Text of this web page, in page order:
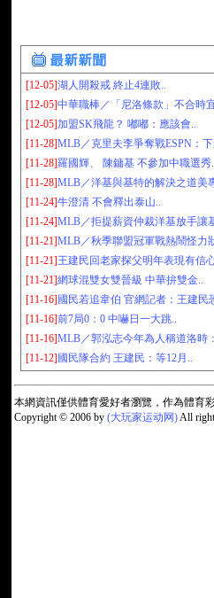
[12-05]湖人開殺戒 終止4連敗..
[12-05]中華職棒／「尼洛條款」不合時
[12-05]加盟SK飛龍？ 嘟嘟：應該會..
[11-28]MLB／克里夫李爭奪戰ESPN：
[11-28]羅國輝、 陳鏞基 不參加中職選秀
[11-28]MLB／洋基與基特的解決之道美
[11-24]牛澄清 不會釋出泰山..
[11-24]MLB／拒提薪資仲裁洋基放手讓
[11-21]MLB／秋季聯盟冠軍戰熱鬧怪力
[11-21]王建民回老家探父明年表現有信
[11-21]網球混雙女雙晉級 中華拚雙金..
[11-16] 國民若追韋伯 官網記者：王建民
[11-16]前7局0：0 中嚇日一大跳..
[11-16]MLB／郭泓志今年為人稱道洛時
[11-12] 國民隊合約 王建民：等12月..
本網資訊僅供體育愛好者瀏覽，作為體育
Copyright © 2006 by (大玩家运动网)All